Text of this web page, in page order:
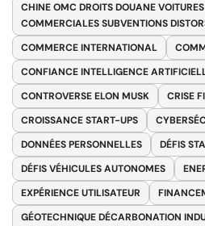
CHINE OMC DROITS DOUANE
COMMERCIALES SUBVENTIONS
COMMERCE INTERNATIONAL
CONFIANCE INTELLIGENCE
CONTROVERSE ELON MUSK
CRISE
CROISSANCE START-UPS
DONNÉES PERSONNELLES
DÉFIS
DÉFIS VÉHICULES AUTONOMES
EXPÉRIENCE UTILISATEUR
GÉOTECHNIQUE DÉCARBONATION